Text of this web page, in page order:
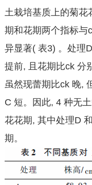
土栽培基质上的菊花
期和花期两个指标与
异显著( 表3) 。处理
提前, 且花期比ck 分
虽然现蕾期比ck 晚,
C 短。因此, 4 种无
花花期, 其中处理D
期。